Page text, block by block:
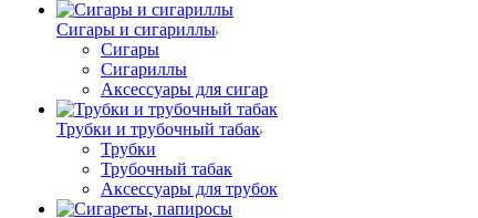
Сигары и сигариллы
Сигары
Сигариллы
Аксессуары для сигар
Трубки и трубочный табак
Трубки
Трубочный табак
Аксессуары для трубок